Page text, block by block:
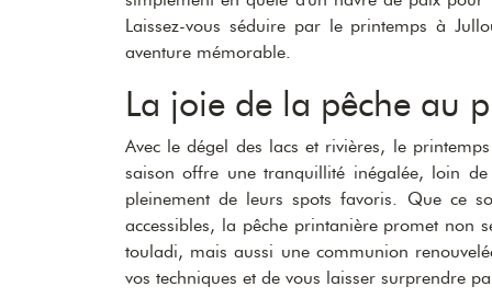
Laissez-vous séduire par le printemps à
aventure mémorable.
La joie de la pêche au
Avec le dégel des lacs et rivières, le
saison offre une tranquillité inégalée, loin
pleinement de leurs spots favoris. Que ce
accessibles, la pêche printanière promet non
touladi, mais aussi une communion
vos techniques et de vous laisser surprendre